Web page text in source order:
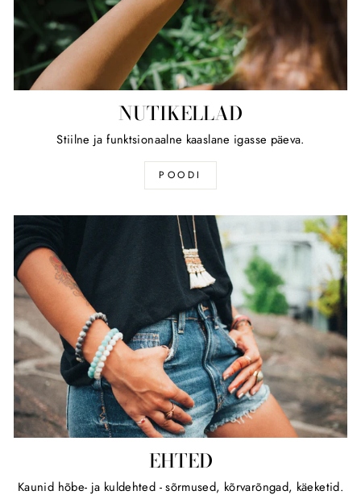
NUTIKELLAD
Stiilne ja funktsionaalne kaaslane igasse päeva.
POODI
EHTED
Kaunid hõbe- ja kuldehted - sõrmused, kõrvarõngad, käeketid.